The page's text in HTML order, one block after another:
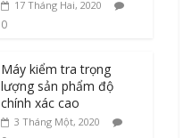
17 Tháng Hai, 2020
0
Máy kiểm tra trọng
lượng sản phẩm độ
chính xác cao
3 Tháng Một, 2020